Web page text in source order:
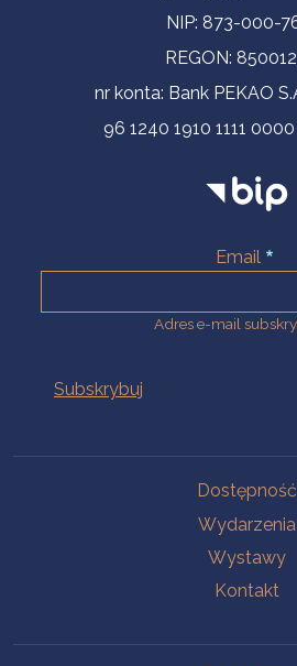
NIP: 873-000-
REGON:
nr konta: Bank PEKAO
96 1240 1910 1111
Email
Adres e-mail
Dostępność
Wydarzenia
Wystawy
Kontakt